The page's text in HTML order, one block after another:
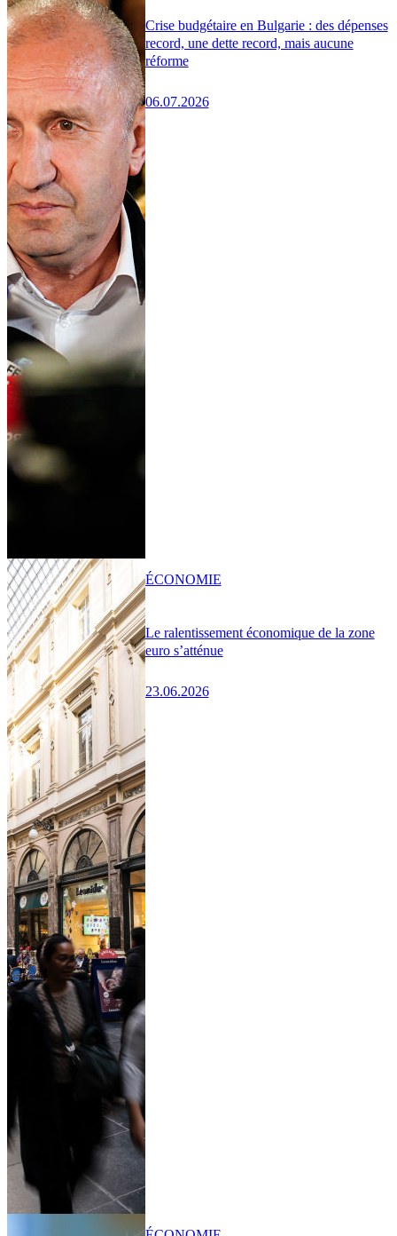
Crise budgétaire en Bulgarie : des dépenses
record, une dette record, mais aucune
réforme
06.07.2026
Le ralentissement économique de la zone
euro s’atténue
23.06.2026
ÉCONOMIE